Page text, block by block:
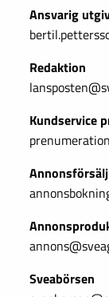
Ansvarig
Redaktion
Kundservice
Sveabörsen